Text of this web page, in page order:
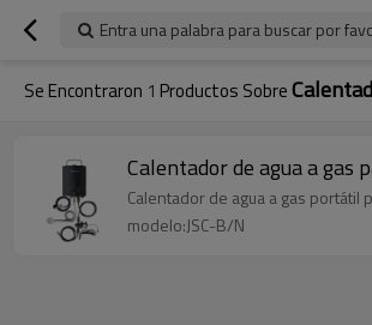
Entra una palabra para buscar por
Se Encontraron 1 Productos Sobre
Calentador de agua a gas
Calentador de agua a gas
modelo:JSC-B/N